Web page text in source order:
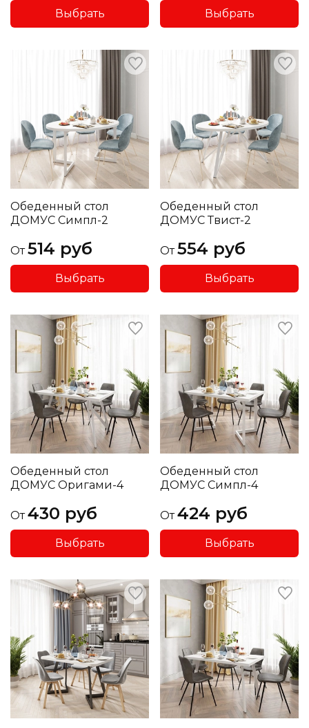
Выбрать Выбрать
Обеденный стол
ДОМУС Симпл-2
От 514 руб
Выбрать
Обеденный стол
ДОМУС Твист-2
От 554 руб
Выбрать
Обеденный стол
ДОМУС Оригами-4
От 430 руб
Выбрать
Обеденный стол
ДОМУС Симпл-4
От 424 руб
Выбрать